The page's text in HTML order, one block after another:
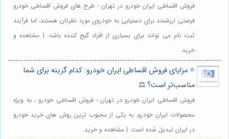
فروش اقساطی ایران خودرو در تهران - طرح های فروش اقساطی خودرو
فرصتی ارزشمند برای دستیابی به خودروی مورد نظرتان هستند، اما فرآیند
ثبت نام می تواند برای بسیاری از افراد گیج کننده باشد. | مشاهده و
خرید
⭐️ مزایای فروش اقساطی ایران خودرو: کدام گزینه برای شما
مناسب‌تر است؟ ⚖️
فروش اقساطی ایران خودرو در تهران - فروش اقساطی خودرو ، به ویژه
محصولات ایران خودرو، به یکی از محبوب ترین روش های خرید خودرو
در ایران تبدیل شده است. | مشاهده و خرید